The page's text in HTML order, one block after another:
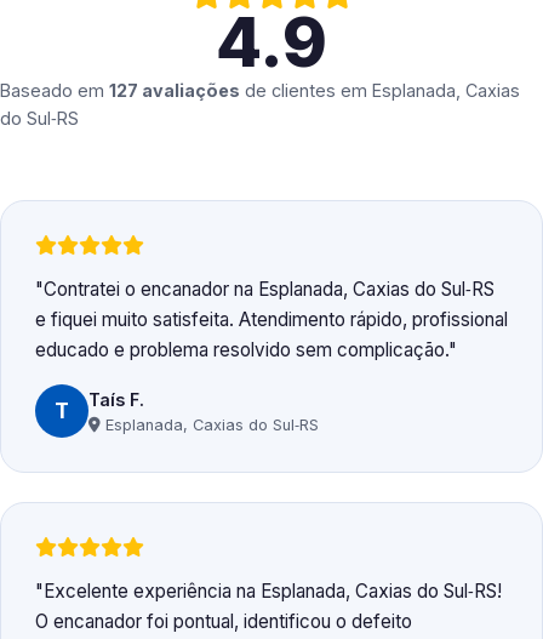
4.9
Baseado em 127 avaliações de clientes em Esplanada, Caxias
do Sul‑RS
Contratei o encanador na Esplanada, Caxias do Sul‑RS
e fiquei muito satisfeita. Atendimento rápido, profissional
educado e problema resolvido sem complicação.
T Taís F.
Esplanada, Caxias do Sul‑RS
Excelente experiência na Esplanada, Caxias do Sul‑RS!
O encanador foi pontual, identificou o defeito